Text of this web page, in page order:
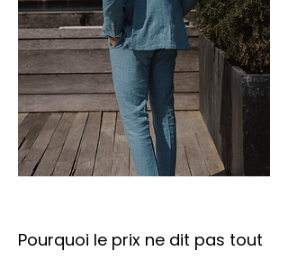
Pourquoi le prix ne dit pas tout